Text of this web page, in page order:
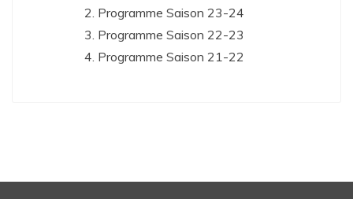
Programme Saison 23-24
Programme Saison 22-23
Programme Saison 21-22